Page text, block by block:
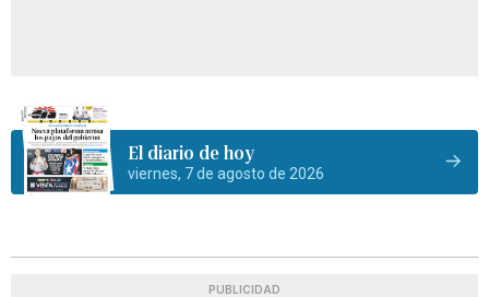
El diario de hoy
viernes, 7 de agosto de 2026
PUBLICIDAD